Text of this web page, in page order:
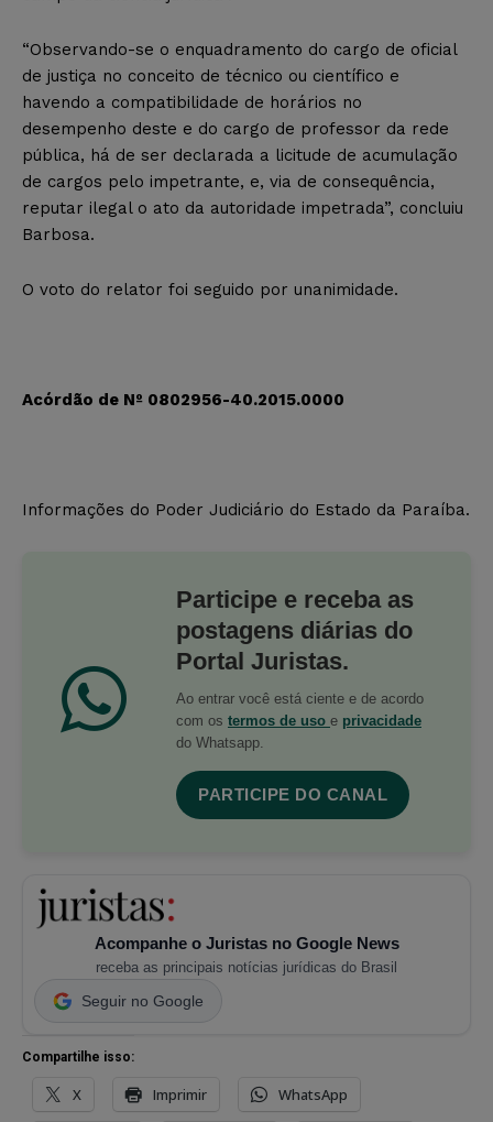
“Observando-se o enquadramento do cargo de oficial
de justiça no conceito de técnico ou científico e
havendo a compatibilidade de horários no
desempenho deste e do cargo de professor da rede
pública, há de ser declarada a licitude de acumulação
de cargos pelo impetrante, e, via de consequência,
reputar ilegal o ato da autoridade impetrada”, concluiu
Barbosa.
O voto do relator foi seguido por unanimidade.
Acórdão de Nº 0802956-40.2015.0000
Informações do Poder Judiciário do Estado da Paraíba.
Participe e receba as
postagens diárias do
Portal Juristas.
Ao entrar você está ciente e de acordo
com os termos de uso e privacidade
do Whatsapp.
PARTICIPE DO CANAL
Acompanhe o Juristas no Google News
receba as principais notícias jurídicas do Brasil
Seguir no Google
Compartilhe isso:
X Imprimir WhatsApp